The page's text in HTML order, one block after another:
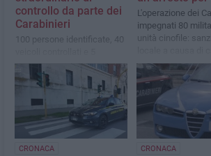
controllo da parte dei
Carabinieri
100 persone identificate, 40
sanzioni amministrative a
carico di altrettanti
conducenti di monopattini
L'operazione dei
impegnati 80
unità cinofile:
igieniche
CRONACA CRONACA